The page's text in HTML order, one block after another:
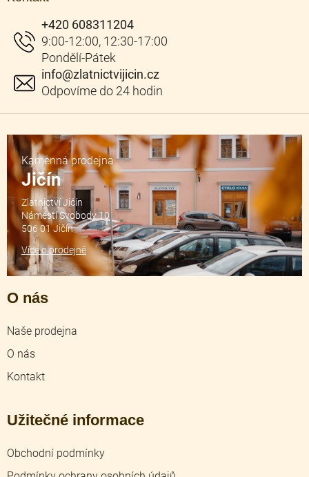
info@zlatnictvijicin.cz
+420 608311204
O nás
Naše prodejna
O nás
Kontakt
Užitečné informace
Obchodní podmínky
Kamenná prodejna
Jičín
Zlatnictví Jičín
Náměstí Svobody 10
506 01 Jičín
Více o prodejně